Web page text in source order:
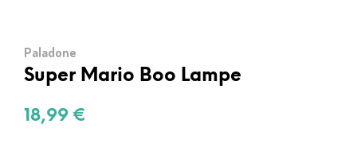
Paladone
Super Mario Boo Lampe
18,99 €